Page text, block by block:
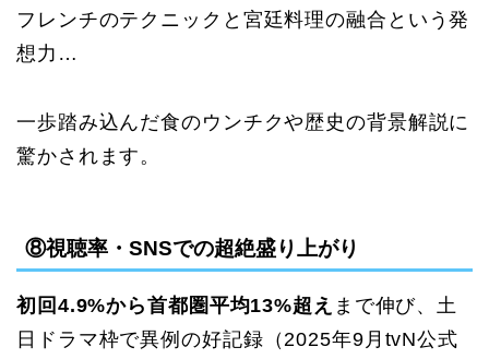
フレンチのテクニックと宮廷料理の融合という発
想力…
一歩踏み込んだ食のウンチクや歴史の背景解説に
驚かされます。
⑧視聴率・SNSでの超絶盛り上がり
初回4.9%から首都圏平均13%超え まで伸び、土
日ドラマ枠で異例の好記録（2025年9月tvN公式